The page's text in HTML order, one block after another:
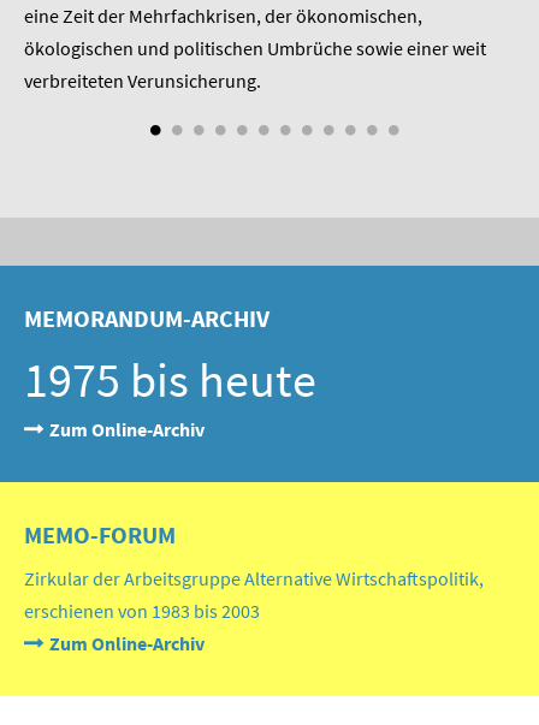
eine Zeit der Mehrfachkrisen, der ökonomischen,
ökologischen und politischen Umbrüche sowie einer weit
verbreiteten Verunsicherung.
MEMORANDUM-ARCHIV
1975 bis heute
Zum Online-Archiv
MEMO-FORUM
Zirkular der Arbeitsgruppe Alternative Wirtschaftspolitik,
erschienen von 1983 bis 2003
Zum Online-Archiv